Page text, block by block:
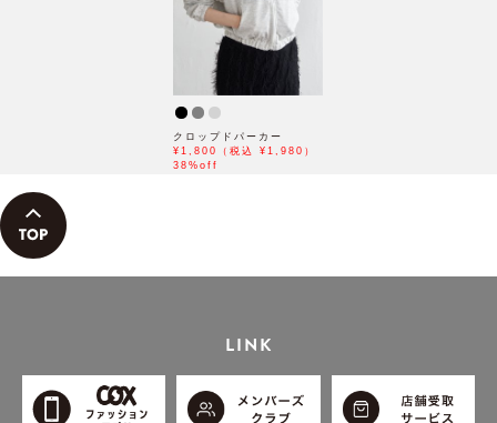
クロップドパーカー
¥1,800（税込 ¥1,980）
38%off
LINK